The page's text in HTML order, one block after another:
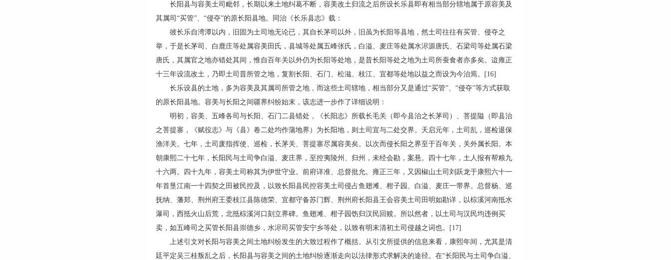
长阳县与容美土司毗邻，长期以来土地纠葛不断，容美改土归流之后所设长乐县即有相当部分辖地属于原容美及
其属司“买管”、“侵夺”的原长阳县地。同治《长乐县志》载：
彼长乐自湾潭以内，旧固为土司地无论已，其自长茅司以外，旧虽为长阳等县地，然土司往往有买管、侵夺之
举，于是长茅司、白鹿庄等处属容美田氏，县城等处属五峰张氏，白溢、麦庄等处属水浕源唐氏、石梁司等处属石梁
唐氏，其属官之地亦错处其间，惟自百年关以外仍为长阳等处地，是昔长阳等处之地为土司所蚕食者亦多矣。迨雍正
十三年设流改土，乃即土司昔所管之地，复割长阳、石门、松滋、枝江、宜都等处地以益之而设为今治焉。[16]
长乐设县的土地，多为容美及其属司所管之地，而这些土司辖地，相当部分又是通过“买管”、“侵夺”等方式获取
的原长阳县地。容美与长阳之间疆界纠纷始末，该志进一步作了详细说明：
明初，容美、五峰各司与长阳、石门二县错处，《长阳志》所载长毛关（即今县治之长茅司）、菩提隘（即县治
之菩提寨，《赋役志》与《县》卷二处均作蒲地界）为长阳地，则土司宜与二处交界。天启元年，土司乱，巡检退保
渔洋关。七年，土司废指挥使、巡检，长茅关、菩提寨尽属容美矣。以次而侵长阳之界至于百年关，关外属长阳。本
朝康熙二十七年，长阳民与土司争白溢、麦庄界，至控夷陵州、归州，未经会勘，案悬。四十七年，土人报有帮粮九
十六两。四十九年，容美土司称其为伊世守业。前府详准、总督批允。雍正三年，又因椒山土司刘跃龙于康熙六十一
年首垦江南一十四契之田被民控及，以致长阳县民控容美土司侵占鱼翅滩、柑子园、白溢、麦庄一带界。总督杨、巡
抚纳、藩郑、荆州府王委枝江县陈德荣、宜都守备苏门辉、荆州府长阳县王会容美土司田明如勘详，以棕溪河南抵水
瀑司，西抵火山后荒，北抵棕溪河口刻立界碑。鱼翅滩、柑子园饬归汉民回赎。所以然者，以土司与汉民均违例买
卖，如五峰司之买管长阳县崇德乡，水浕司买管安宁乡等处，以致有明末清初土司侵越之词也。[17]
上述引文对长阳与容美之间土地纠纷发生的大致过程作了概括。从引文所提供的信息来看，康熙年间，尤其是清
廷平定吴三桂叛乱之后，长阳县与容美之间的土地纠纷逐渐走向以法律形式求解决的途径。在“长阳民与土司争白溢、